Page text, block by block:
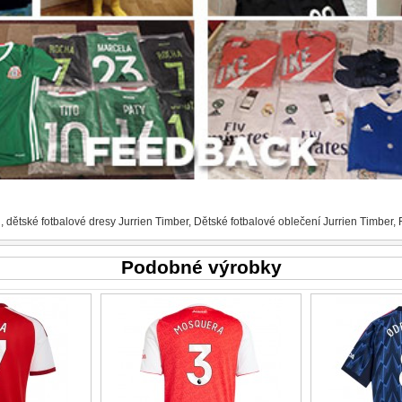
, dětské fotbalové dresy Jurrien Timber, Dětské fotbalové oblečení Jurrien Timber,
Podobné výrobky